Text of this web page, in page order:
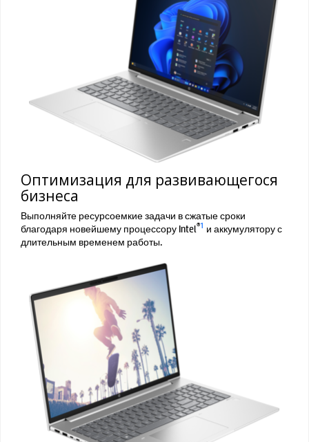
Оптимизация для развивающегося
бизнеса
Выполняйте ресурсоемкие задачи в сжатые сроки
благодаря новейшему процессору Intel®1 и аккумулятору с
длительным временем работы.